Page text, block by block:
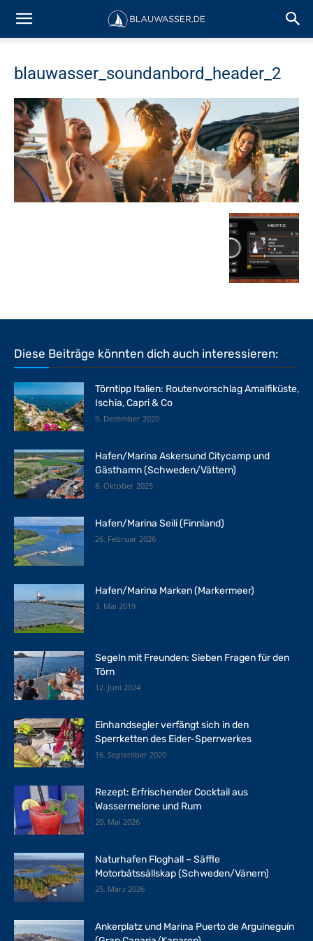
blauwasser_soundanbord_header_2
Diese Beiträge könnten dich auch interessieren:
Törntipp Italien: Routenvorschlag Amalfiküste,
Ischia, Capri & Co
9. Dezember 2020
Hafen/Marina Askersund Citycamp und
Gästhamn (Schweden/Vättern)
8. Oktober 2025
Hafen/Marina Seili (Finnland)
26. Februar 2026
Hafen/Marina Marken (Markermeer)
3. Mai 2019
Segeln mit Freunden: Sieben Fragen für den
Törn
12. Juni 2024
Einhandsegler verfängt sich in den
Sperrketten des Eider-Sperrwerkes
16. September 2020
Rezept: Erfrischender Cocktail aus
Wassermelone und Rum
20. Mai 2026
Naturhafen Floghall – Säffle
Motorbåtssällskap (Schweden/Vänern)
25. März 2026
Ankerplatz und Marina Puerto de Arguineguín